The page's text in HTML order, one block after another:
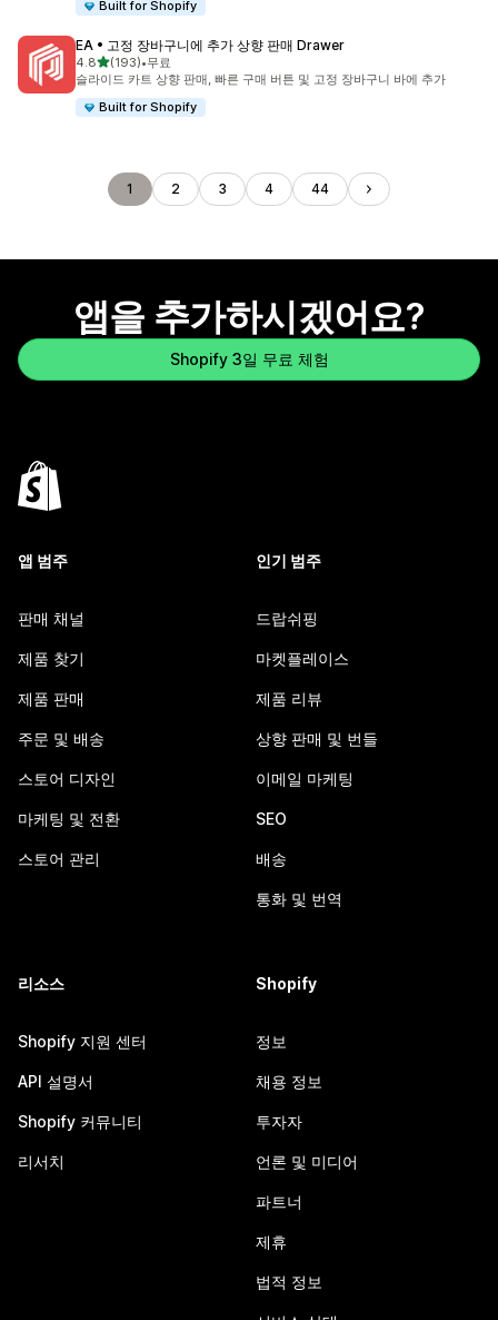
Built for Shopify
EA • 고정 장바구니에 추가 상향 판매 Drawer
4.8별 5개 중
(193)
총 리뷰 193개
•무료
슬라이드 카트 상향 판매, 빠른 구매 버튼 및 고정 장바구니 바에 추가
Built for Shopify
1 2 3 4 44
앱을 추가하시겠어요?
Shopify 3일 무료 체험
앱 범주
판매 채널
제품 찾기
제품 판매
주문 및 배송
스토어 디자인
마케팅 및 전환
스토어 관리
인기 범주
드랍쉬핑
마켓플레이스
제품 리뷰
상향 판매 및 번들
이메일 마케팅
SEO
배송
통화 및 번역
리소스
Shopify 지원 센터
API 설명서
Shopify 커뮤니티
리서치
Shopify
정보
채용 정보
투자자
언론 및 미디어
파트너
제휴
법적 정보